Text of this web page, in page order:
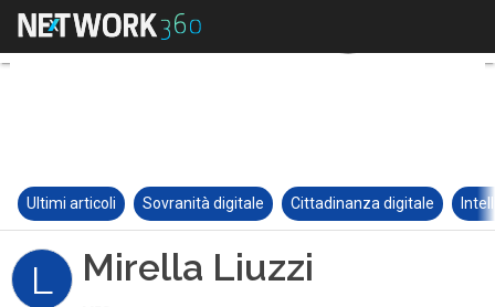
Ultimi articoli Sovranità digitale Cittadinanza digitale
L Mirella Liuzzi